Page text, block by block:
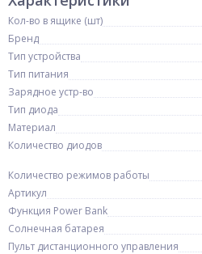
Кол-во в ящике (шт)
Бренд
Тип устройства
Тип питания
Зарядное устр-во
Тип диода
Материал
Количество диодов
Количество режимов работы
Артикул
Функция Power Bank
Солнечная батарея
Пульт дистанционного управления